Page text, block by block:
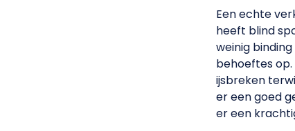
Een echte
heeft blind
weinig
behoeftes op.
ijsbreken
er een goed
er een